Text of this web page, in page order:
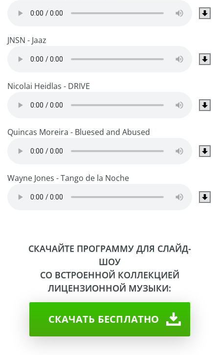
JNSN - Jaaz
Nicolai Heidlas - DRIVE
Quincas Moreira - Bluesed and Abused
Wayne Jones - Tango de la Noche
СКАЧАЙТЕ ПРОГРАММУ ДЛЯ СЛАЙД-
ШОУ
СО ВСТРОЕННОЙ КОЛЛЕКЦИЕЙ
ЛИЦЕНЗИОННОЙ МУЗЫКИ:
СКАЧАТЬ БЕСПЛАТНО